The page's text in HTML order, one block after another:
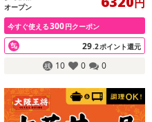
オープン
今すぐ使える300円クーポン
29.2ポイント還元
10 0 0